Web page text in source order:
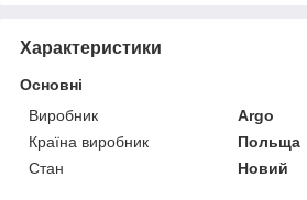
Характеристики
Основні
Виробник
Argo
Країна виробник
Польща
Стан
Новий